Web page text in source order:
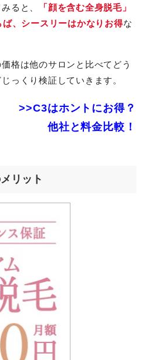
ると、
「顔を含む全身脱毛」
、シースリーはかなりお得な
格は他のサロンと比べてどう
っくり検証していきます。
>>C3はホントにお得？
他社と料金比較！
リット